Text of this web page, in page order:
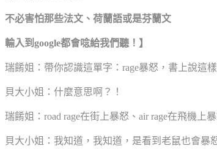
不必害怕那些法文、荷蘭語或是芬蘭文
輸入到google都會唸給我們聽！】
瑞餚姐：帶你認識這單字：rage暴怒，書上說這
貝大小姐：什麼意思啊？！
瑞餚姐：road rage在街上暴怒、air rage在飛機上暴
貝大小姐：我知道，我知道，是看到老鼠也會暴